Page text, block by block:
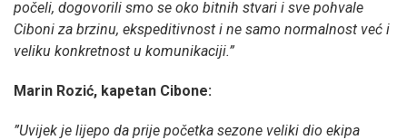
počeli, dogovorili smo se oko bitnih stvari i sve pohvale
Ciboni za brzinu, ekspeditivnost i ne samo normalnost već i
veliku konkretnost u komunikaciji.”
Marin Rozić, kapetan Cibone:
”Uvijek je lijepo da prije početka sezone veliki dio ekipa